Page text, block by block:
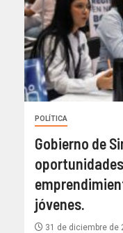
POLÍTICA
Gobierno de
jóvenes.
31 de diciembre de